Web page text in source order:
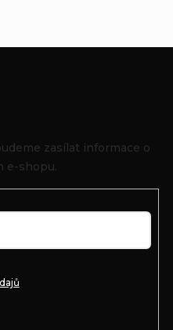
zasílat informace o
e-shopu.